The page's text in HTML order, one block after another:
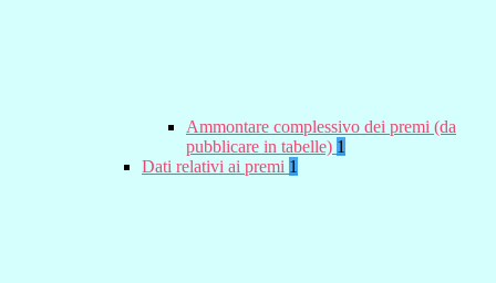
Ammontare complessivo dei premi (da
pubblicare in tabelle) 1
Dati relativi ai premi 1